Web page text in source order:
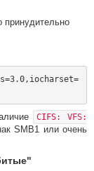
принудительно
CIFS: VFS:
SMB1 или очень